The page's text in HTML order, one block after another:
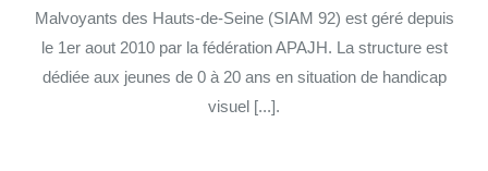
Malvoyants des Hauts-de-Seine (SIAM 92) est géré depuis
le 1er aout 2010 par la fédération APAJH. La structure est
dédiée aux jeunes de 0 à 20 ans en situation de handicap
visuel [...].